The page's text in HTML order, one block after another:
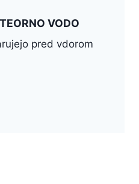
VODO
pred vdorom